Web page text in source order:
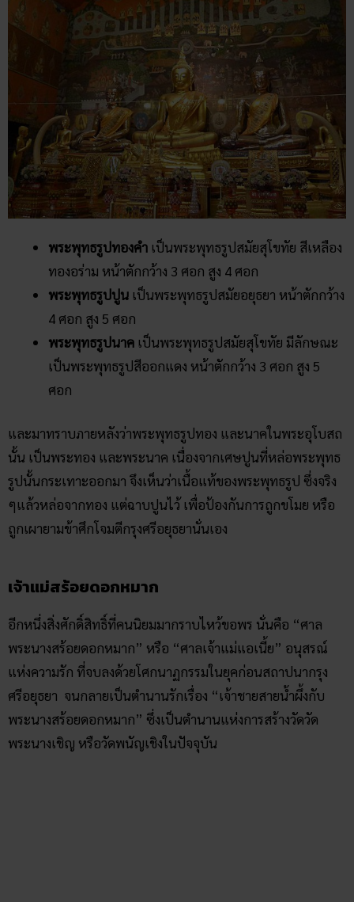
พระพุทธรูปทองคำ เป็นพระพุทธรูปสมัยสุโขทัย สีเหลือง
ทองอร่าม หน้าตักกว้าง 3 ศอก สูง 4 ศอก
พระพุทธรูปปูน เป็นพระพุทธรูปสมัยอยุธยา หน้าตักกว้าง
4 ศอก สูง 5 ศอก
พระพุทธรูปนาค เป็นพระพุทธรูปสมัยสุโขทัย มีลักษณะ
เป็นพระพุทธรูปสีออกแดง หน้าตักกว้าง 3 ศอก สูง 5
ศอก
และมาทราบภายหลังว่าพระพุทธรูปทอง และนาคในพระอุโบสถ
นั้น เป็นพระทอง และพระนาค เนื่องจากเศษปูนที่หล่อพระพุทธ
รูปนั้นกระเทาะออกมา จึงเห็นว่าเนื้อแท้ของพระพุทธรูป ซึ่งจริง
ๆแล้วหล่อจากทอง แต่ฉาบปูนไว้ เพื่อป้องกันการถูกขโมย หรือ
ถูกเผายามข้าศึกโจมตีกรุงศรีอยุธยานั่นเอง
เจ้าแม่สร้อยดอกหมาก
อีกหนึ่งสิ่งศักดิ์สิทธิ์ที่คนนิยมมากราบไหว้ขอพร นั่นคือ “ศาล
พระนางสร้อยดอกหมาก” หรือ “ศาลเจ้าแม่แอเนี้ย” อนุสรณ์
แห่งความรัก ที่จบลงด้วยโศกนาฏกรรมในยุคก่อนสถาปนากรุง
ศรีอยุธยา จนกลายเป็นตำนานรักเรื่อง “เจ้าชายสายน้ำผึ้งกับ
พระนางสร้อยดอกหมาก” ซึ่งเป็นตำนานแห่งการสร้างวัดวัด
พระนางเชิญ หรือวัดพนัญเชิงในปัจจุบัน